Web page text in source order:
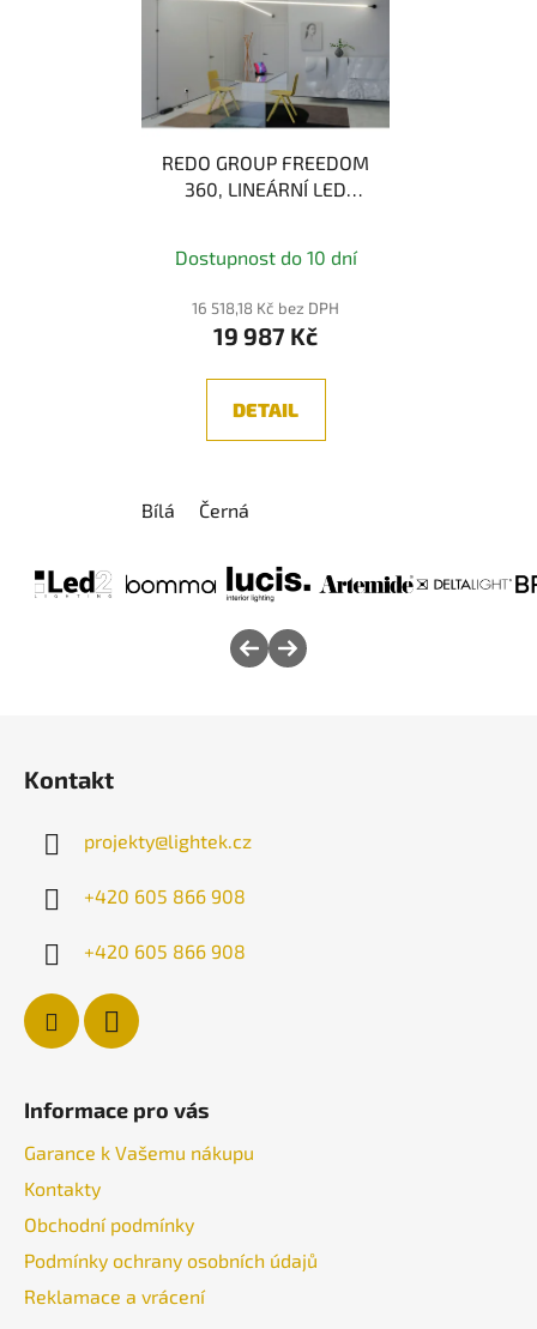
REDO GROUP FREEDOM
360, LINEÁRNÍ LED
Dostupnost do 10 dní
16 518,18 Kč bez DPH
19 987 Kč
DETAIL
Bílá Černá
Kontakt
projekty@lightek.cz
+420 605 866 908
+420 605 866 908
Informace pro vás
Garance k Vašemu nákupu
Kontakty
Obchodní podmínky
Podmínky ochrany osobních údajů
Reklamace a vrácení